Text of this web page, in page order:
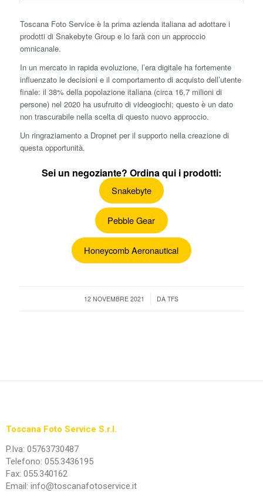
Toscana Foto Service è la prima azienda italiana ad adottare i
prodotti di Snakebyte Group e lo farà con un approccio
omnicanale.
In un mercato in rapida evoluzione, l’era digitale ha fortemente
influenzato le decisioni e il comportamento di acquisto dell’utente
finale: il 38% della popolazione italiana (circa 16,7 milioni di
persone) nel 2020 ha usufruito di videogiochi; questo è un dato
non trascurabile nella scelta di questo nuovo approccio.
Un ringraziamento a Dropnet per il supporto nella creazione di
questa opportunità.
Sei un negoziante? Ordina qui i prodotti:
Snakebyte
Pebble Gear
Honeycomb Aeronautical
12 NOVEMBRE 2021
/ DATFS
Toscana Foto Service S.r.l.
P.Iva: 05763730487
Telefono: 055.3436195
Fax: 055.340162
Email: info@toscanafotoservice.it